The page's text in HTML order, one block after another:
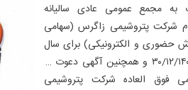
به مجمع عمومی عادی سالیانه
شرکت پتروشیمی زاگرس (سهامی
حضوری و الکترونیکی) برای سال
منتهی به ۳۰/۱۲/۱۴۰۳ و همچنین آگهی دعوت به
فوق العاده شرکت پتروشیمی